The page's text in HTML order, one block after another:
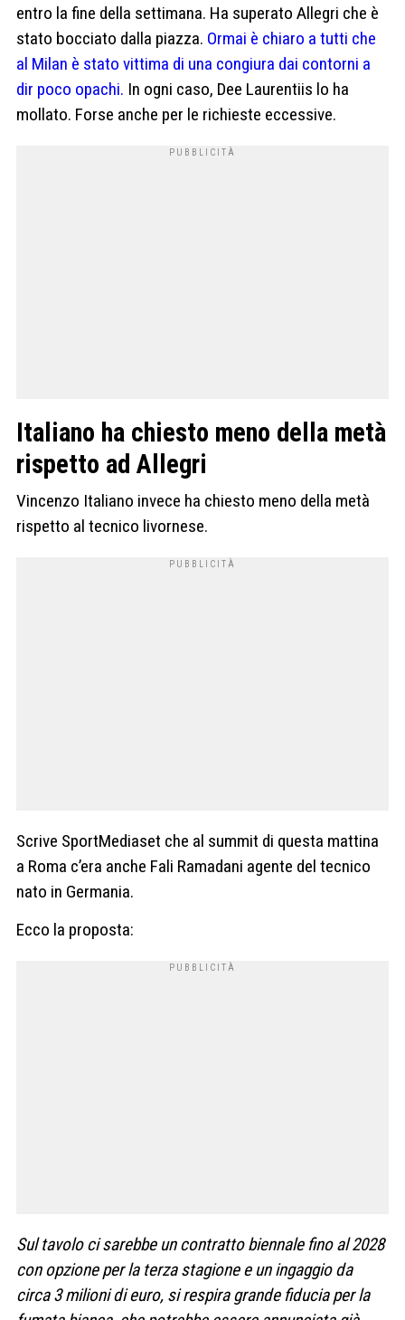
entro la fine della settimana. Ha superato Allegri che è
stato bocciato dalla piazza. Ormai è chiaro a tutti che
al Milan è stato vittima di una congiura dai contorni a
dir poco opachi. In ogni caso, Dee Laurentiis lo ha
mollato. Forse anche per le richieste eccessive.
Italiano ha chiesto meno della metà
rispetto ad Allegri
Vincenzo Italiano invece ha chiesto meno della metà
rispetto al tecnico livornese.
Scrive SportMediaset che al summit di questa mattina
a Roma c’era anche Fali Ramadani agente del tecnico
nato in Germania.
Ecco la proposta:
Sul tavolo ci sarebbe un contratto biennale fino al 2028
con opzione per la terza stagione e un ingaggio da
circa 3 milioni di euro, si respira grande fiducia per la